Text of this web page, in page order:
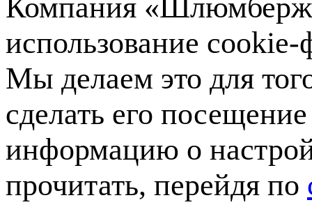
Компания
использование
Мы делаем это для
сделать его
информацию о
прочитать, перейдя по